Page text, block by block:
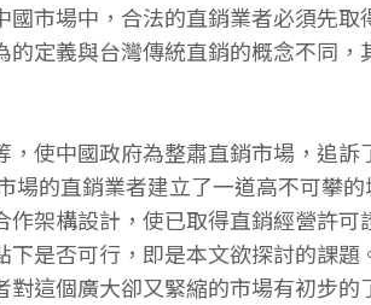
市場中，合法的直銷業者必須先
定義與台灣傳統直銷的概念不同
使中國政府為整肅直銷市場，追
場的直銷業者建立了一道高不可攀
架構設計，使已取得直銷經營許
是否可行，即是本文欲探討的課
這個廣大卻又緊縮的市場有初步的